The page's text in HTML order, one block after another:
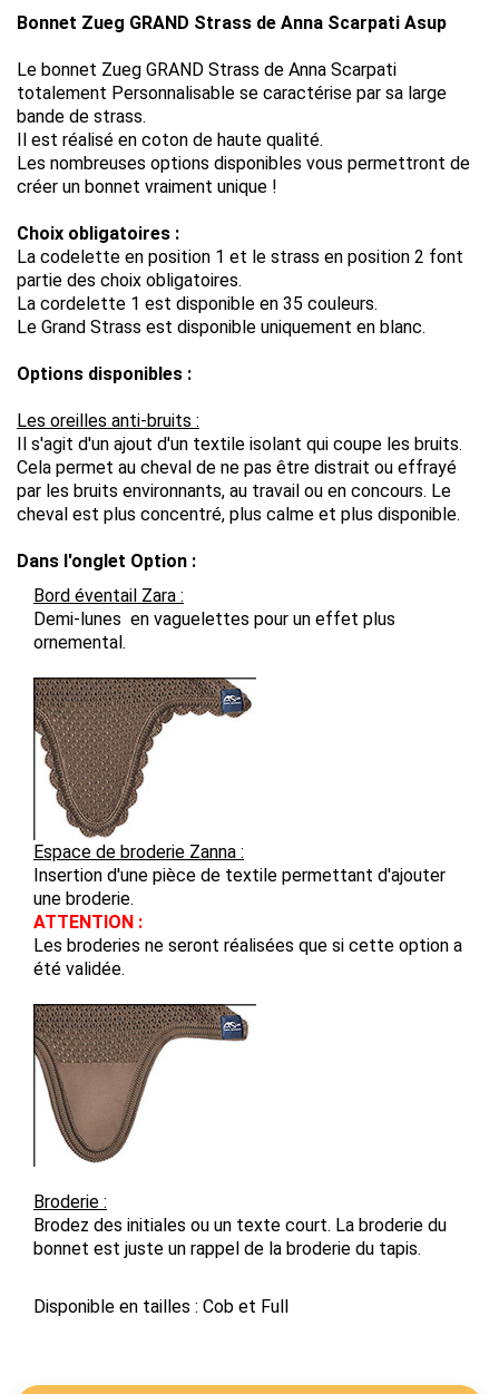
Bonnet Zueg GRAND Strass de Anna Scarpati Asup
Le bonnet Zueg GRAND Strass de Anna Scarpati
totalement Personnalisable se caractérise par sa large
bande de strass.
Il est réalisé en coton de haute qualité.
Les nombreuses options disponibles vous permettront de
créer un bonnet vraiment unique !
Choix obligatoires :
La codelette en position 1 et le strass en position 2 font
partie des choix obligatoires.
La cordelette 1 est disponible en 35 couleurs.
Le Grand Strass est disponible uniquement en blanc.
Options disponibles :
Les oreilles anti-bruits :
Il s'agit d'un ajout d'un textile isolant qui coupe les bruits.
Cela permet au cheval de ne pas être distrait ou effrayé
par les bruits environnants, au travail ou en concours. Le
cheval est plus concentré, plus calme et plus disponible.
Dans l'onglet Option :
Bord éventail Zara :
Demi-lunes en vaguelettes pour un effet plus
ornemental.
Espace de broderie Zanna :
Insertion d'une pièce de textile permettant d'ajouter
une broderie.
ATTENTION :
Les broderies ne seront réalisées que si cette option a
été validée.
Broderie :
Brodez des initiales ou un texte court. La broderie du
bonnet est juste un rappel de la broderie du tapis.
Disponible en tailles : Cob et Full